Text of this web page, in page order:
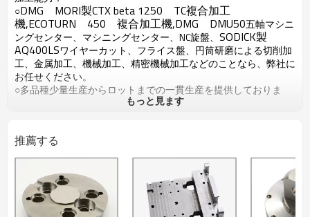
○DMG MORI製CTX beta 1250 TC複合加工
機,ECOTURN 450 複合加工機,DMG DMU50五軸マシニ
ングセンター、 マシニングセンター、 NC旋盤、 SODICK製
AQ400LSワイヤーカット、フライス盤、円筒研磨による切削加
工、金属加工、機械加工、精密機械加工などのことなら、弊社に
お任せください。
○多品種少量生産からロットまでの一貫生産を提供しておりま
いろんな材質が全部対応出来ます。
加工製品：
半導体機械部品、金型部品、工作機械部品、産業機械部品、電子
音響の精密装置部品、
各種設備部品などいろんな業界に及んでおります
処理対応：
もっと見ます
推薦する